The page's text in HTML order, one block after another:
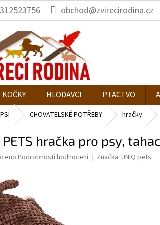
obchod@zvirecirodina.cz
KOČKY HLODAVCI PTACTVO
PSI CHOVATELSKÉ POTŘEBY hračky
PETS hračka pro psy,
Podrobnosti hodnocení Značka: UNIQ pets